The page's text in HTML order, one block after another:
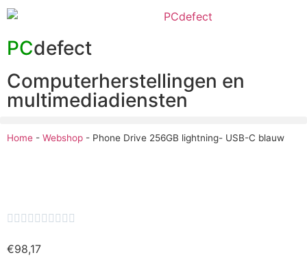
PCdefect
Computerherstellingen en
multimediadiensten
Home - Webshop - Phone Drive 256GB lightning- USB-C blauw
         
€98,17